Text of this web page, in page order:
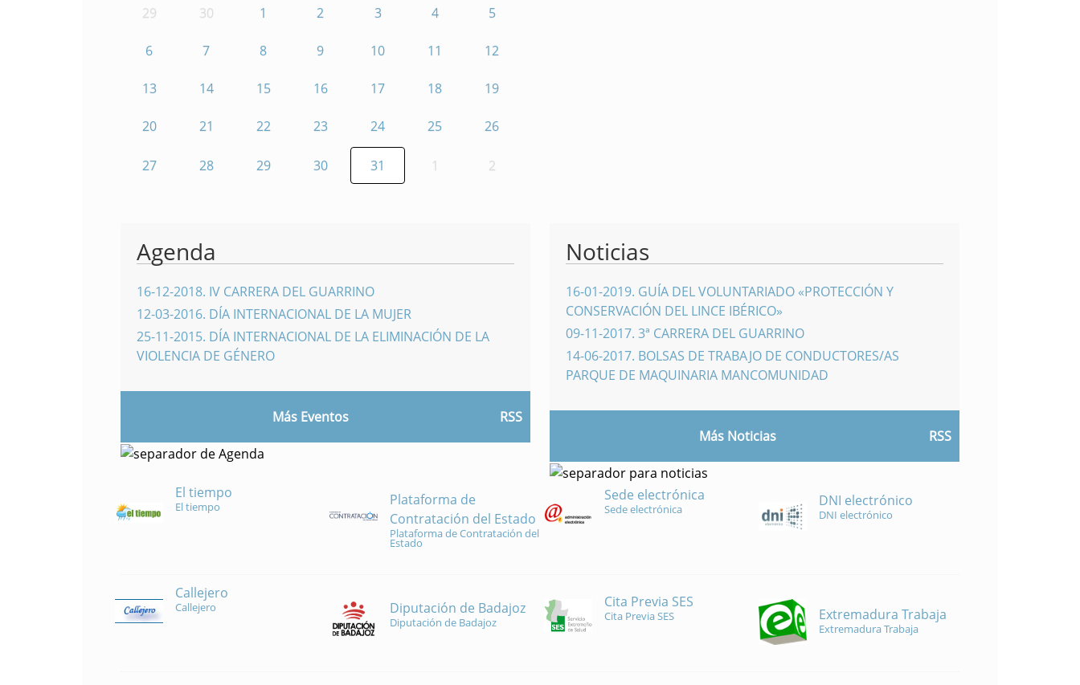
29 30 1 2 3 4 5
6 7 8 9 10 11 12
13 14 15 16 17 18 19
20 21 22 23 24 25 26
27 28 29 30 31 1 2
Agenda
16-12-2018. IV CARRERA DEL GUARRINO
12-03-2016. DÍA INTERNACIONAL DE LA MUJER
25-11-2015. DÍA INTERNACIONAL DE LA ELIMINACIÓN DE LA
VIOLENCIA DE GÉNERO
Más Eventos RSS
Noticias
16-01-2019. GUÍA DEL VOLUNTARIADO «PROTECCIÓN Y
CONSERVACIÓN DEL LINCE IBÉRICO»
09-11-2017. 3ª CARRERA DEL GUARRINO
14-06-2017. BOLSAS DE TRABAJO DE CONDUCTORES/AS
PARQUE DE MAQUINARIA MANCOMUNIDAD
Más Noticias RSS
El tiempo
El tiempo
Plataforma de
Contratación del Estado
Plataforma de Contratación del
Estado
Sede electrónica
Sede electrónica DNI electrónico
DNI electrónico
Callejero
Callejero Diputación de Badajoz
Diputación de Badajoz
Cita Previa SES
Cita Previa SES Extremadura Trabaja
Extremadura Trabaja